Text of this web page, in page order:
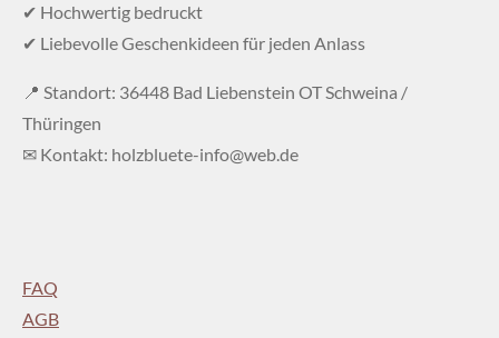
✔ Hochwertig bedruckt
✔ Liebevolle Geschenkideen für jeden Anlass
📍 Standort: 36448 Bad Liebenstein OT Schweina /
Thüringen
✉ Kontakt: holzbluete-info@web.de
FAQ
AGB